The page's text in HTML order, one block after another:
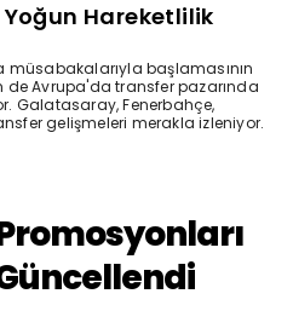
Hareketlilik
başlamasının
de Avrupa'da transfer pazarında
Galatasaray, Fenerbahçe,
gelişmeleri merakla izleniyor.